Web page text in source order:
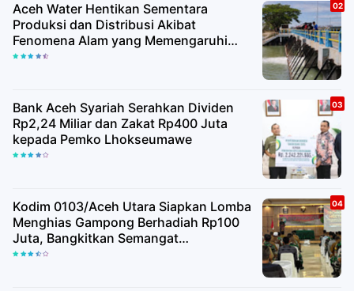
Aceh Water Hentikan Sementara
Produksi dan Distribusi Akibat
Fenomena Alam yang Memengaruhi
Kualitas Air Baku
Bank Aceh Syariah Serahkan Dividen
Rp2,24 Miliar dan Zakat Rp400 Juta
kepada Pemko Lhokseumawe
Kodim 0103/Aceh Utara Siapkan Lomba
Menghias Gampong Berhadiah Rp100
Juta, Bangkitkan Semangat
Kemerdekaan hingga Pelosok Desa